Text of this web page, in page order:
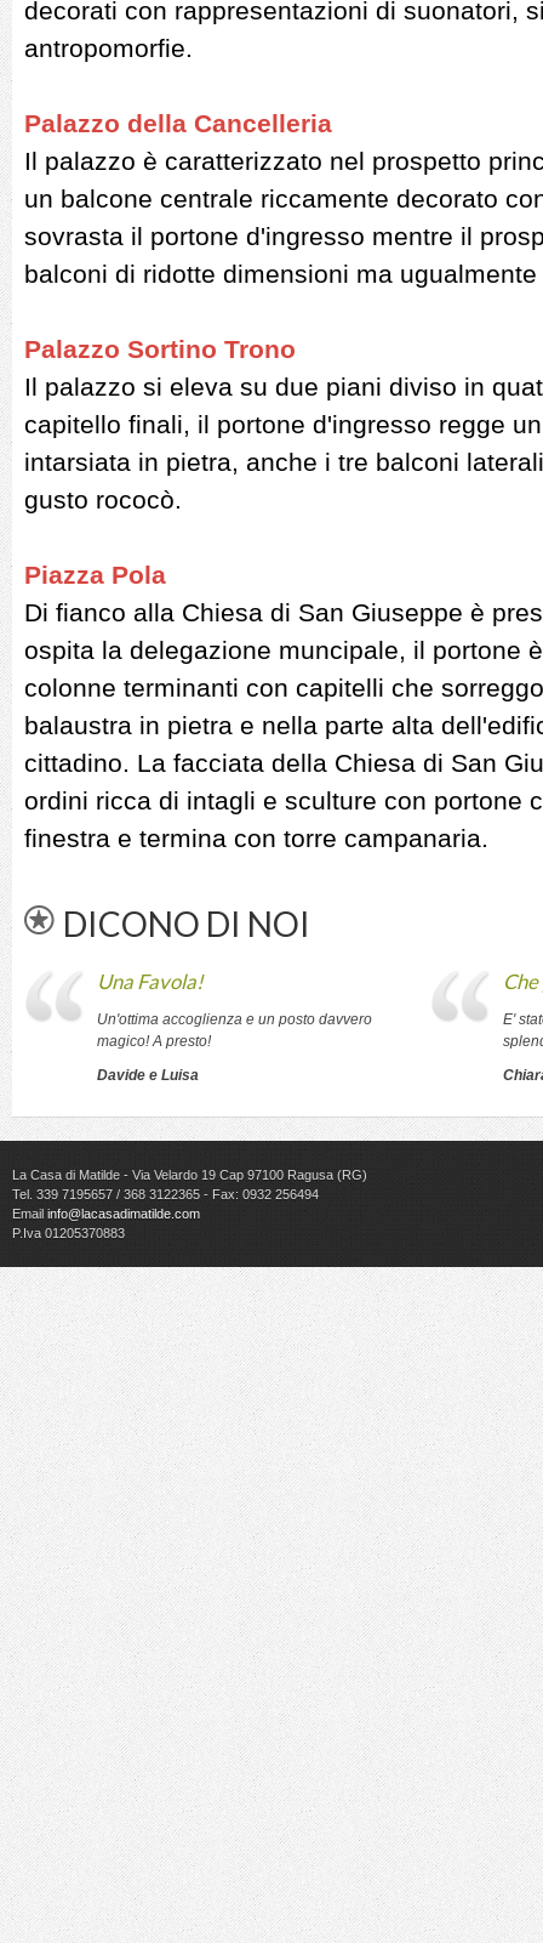
decorati con rappresentazioni di suonatori,
antropomorfie.
Palazzo della Cancelleria
Il palazzo è caratterizzato nel prospetto
un balcone centrale riccamente decorato
sovrasta il portone d'ingresso mentre il
balconi di ridotte dimensioni ma
Palazzo Sortino Trono
Il palazzo si eleva su due piani diviso in
capitello finali, il portone d'ingresso regge
intarsiata in pietra, anche i tre balconi
gusto rococò.
Piazza Pola
Di fianco alla Chiesa di San Giuseppe è
ospita la delegazione muncipale, il portone
colonne terminanti con capitelli che
balaustra in pietra e nella parte alta
cittadino. La facciata della Chiesa di San
ordini ricca di intagli e sculture con portone
finestra e termina con torre campanaria.
DICONO DI NOI
Una Favola!
Un'ottima accoglienza e un posto davvero
magico! A presto!
Davide e Luisa
E'
La Casa di Matilde - Via Velardo 19 Cap 97100 Ragusa (RG)
Tel. 339 7195657 / 368 3122365 - Fax: 0932 256494
Email info@lacasadimatilde.com
P.Iva 01205370883